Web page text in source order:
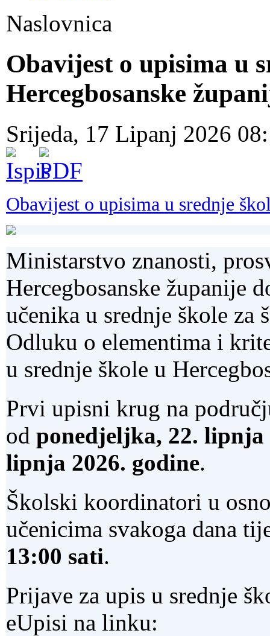
Naslovnica
Obavijest o upisima u
Hercegbosanske
Srijeda, 17 Lipanj 2026
Obavijest o upisima u srednje
Ministarstvo znanosti,
Hercegbosanske županije
učenika u srednje škole za
Odluku o elementima i
u srednje škole u
Prvi upisni krug na
od ponedjeljka, 22. lipnja
lipnja 2026. godine.
Školski koordinatori u
učenicima svakoga dana
13:00 sati.
Prijave za upis u srednje
eUpisi na linku: